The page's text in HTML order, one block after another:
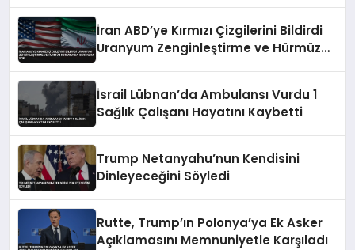
İran ABD’ye Kırmızı Çizgilerini Bildirdi
Uranyum Zenginleştirme ve Hürmüz
İsrail Lübnan’da Ambulansı Vurdu 1
Sağlık Çalışanı Hayatını Kaybetti
Trump Netanyahu’nun Kendisini
Dinleyeceğini Söyledi
Rutte, Trump’ın Polonya’ya Ek Asker
Açıklamasını Memnuniyetle Karşıladı